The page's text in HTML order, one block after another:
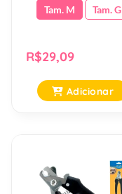
Tam. M Tam. G
R$29,09
Adicionar